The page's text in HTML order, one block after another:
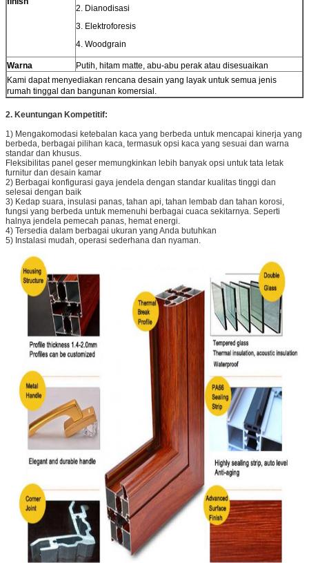
2. Dianodisasi
3. Elektroforesis
4. Woodgrain
Warna
Putih, hitam matte, abu-abu perak atau disesuaikan
Kami dapat menyediakan rencana desain yang layak untuk semua jenis
rumah tinggal dan bangunan komersial.
2. Keuntungan Kompetitif:
1) Mengakomodasi ketebalan kaca yang berbeda untuk mencapai kinerja yang
berbeda, berbagai pilihan kaca, termasuk opsi kaca yang sesuai dan warna
standar dan khusus.
Fleksibilitas panel geser memungkinkan lebih banyak opsi untuk tata letak
furnitur dan desain kamar
2) Berbagai konfigurasi gaya jendela dengan standar kualitas tinggi dan
selesai dengan baik
3) Kedap suara, insulasi panas, tahan api, tahan lembab dan tahan korosi,
fungsi yang berbeda untuk memenuhi berbagai cuaca sekitarnya. Seperti
halnya jendela pemecah panas, hemat energi.
4) Tersedia dalam berbagai ukuran yang Anda butuhkan
5) Instalasi mudah, operasi sederhana dan nyaman.